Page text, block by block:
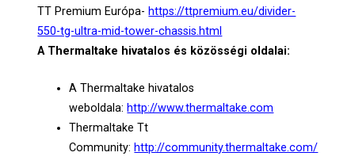
TT Premium Európa- https://ttpremium.eu/divider-
550-tg-ultra-mid-tower-chassis.html
A Thermaltake hivatalos és közösségi oldalai:
A Thermaltake hivatalos
weboldala: http://www.thermaltake.com
Thermaltake Tt
Community: http://community.thermaltake.com/